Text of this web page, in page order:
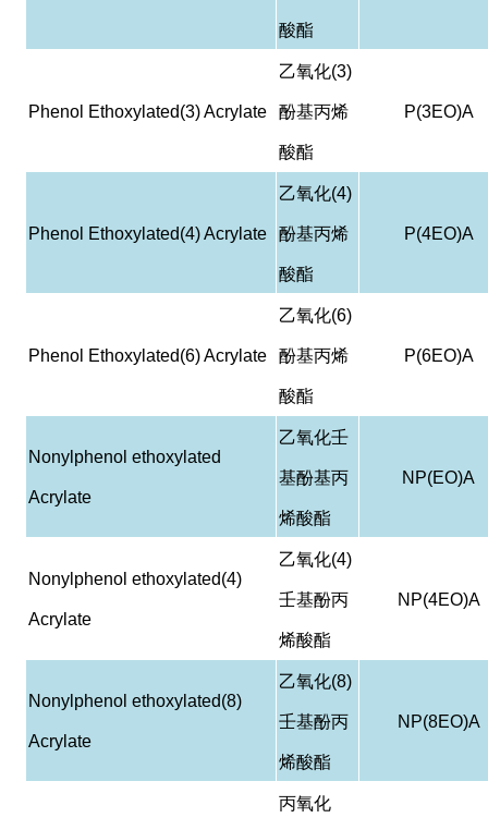
酸酯
Phenol Ethoxylated(3) Acrylate
乙氧化(3)
酚基丙烯
酸酯
P(3EO)A
Phenol Ethoxylated(4) Acrylate
乙氧化(4)
酚基丙烯
酸酯
P(4EO)A
Phenol Ethoxylated(6) Acrylate
乙氧化(6)
酚基丙烯
酸酯
P(6EO)A
Nonylphenol ethoxylated
Acrylate
乙氧化壬
基酚基丙
烯酸酯
NP(EO)A
Nonylphenol ethoxylated(4)
Acrylate
乙氧化(4)
壬基酚丙
烯酸酯
NP(4EO)A
Nonylphenol ethoxylated(8)
Acrylate
乙氧化(8)
壬基酚丙
烯酸酯
NP(8EO)A
丙氧化